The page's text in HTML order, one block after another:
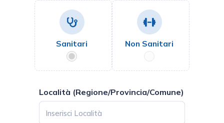
Sanitari Non Sanitari
Località (Regione/Provincia/Comune)